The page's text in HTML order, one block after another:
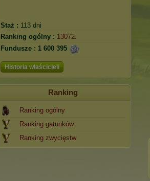
Staż : 113 dni
Ranking ogólny : 13072.
Fundusze : 1 600 395
Historia właścicieli
Ranking
Ranking ogólny
Ranking gatunków
Ranking zwycięstw